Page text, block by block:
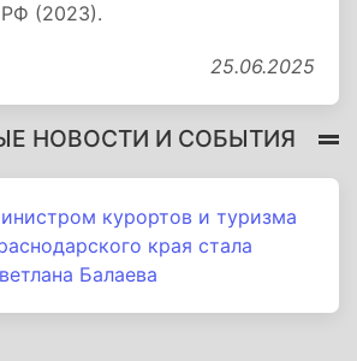
РФ (2023).
25.06.2025
НОВОСТИ И СОБЫТИЯ
курортов и туризма
края стала
Балаева